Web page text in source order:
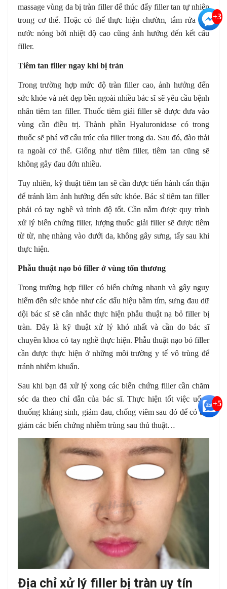
massage vùng da bị tràn filler để thúc đẩy filler tan tự nhiên
trong cơ thể. Hoặc có thể thực hiện chườm, tắm rửa với
nước nóng bởi nhiệt độ cao cũng ảnh hưởng đến kết cấu
filler.
Tiêm tan filler ngay khi bị tràn
Trong trường hợp mức độ tràn filler cao, ảnh hưởng đến
sức khỏe và nét đẹp bền ngoài nhiều bác sĩ sẽ yêu cầu bệnh
nhân tiêm tan filler. Thuốc tiêm giải filler sẽ được đưa vào
vùng cần điều trị. Thành phần Hyaluronidase có trong
thuốc sẽ phá vỡ cấu trúc của filler trong da. Sau đó, đào thải
ra ngoài cơ thể. Giống như tiêm filler, tiêm tan cũng sẽ
không gây đau đớn nhiều.
Tuy nhiên, kỹ thuật tiêm tan sẽ cần được tiến hành cẩn thận
để tránh làm ảnh hưởng đến sức khỏe. Bác sĩ tiêm tan filler
phải có tay nghề và trình độ tốt. Cần nắm được quy trình
xử lý biến chứng filler, lượng thuốc giải filler sẽ được tiêm
từ từ, nhẹ nhàng vào dưới da, không gây sưng, tấy sau khi
thực hiện.
Phẫu thuật nạo bỏ filler ở vùng tổn thương
Trong trường hợp filler có biến chứng nhanh và gây nguy
hiểm đến sức khỏe như các dấu hiệu bầm tím, sưng đau dữ
dội bác sĩ sẽ cân nhắc thực hiện phẫu thuật nạ bỏ filler bị
tràn. Đây là kỹ thuật xử lý khó nhất và cần do bác sĩ
chuyên khoa có tay nghề thực hiện. Phẫu thuật nạo bỏ filler
cần được thực hiện ở những môi trường y tế vô trùng để
tránh nhiễm khuẩn.
Sau khi bạn đã xử lý xong các biến chứng filler cần chăm
sóc da theo chỉ dẫn của bác sĩ. Thực hiện tốt việc uống
thuống kháng sinh, giảm đau, chống viêm sau đó để có thể
giảm các biến chứng nhiễm trùng sau thủ thuật…
Địa chỉ xử lý filler bị tràn uy tín
+3
+5